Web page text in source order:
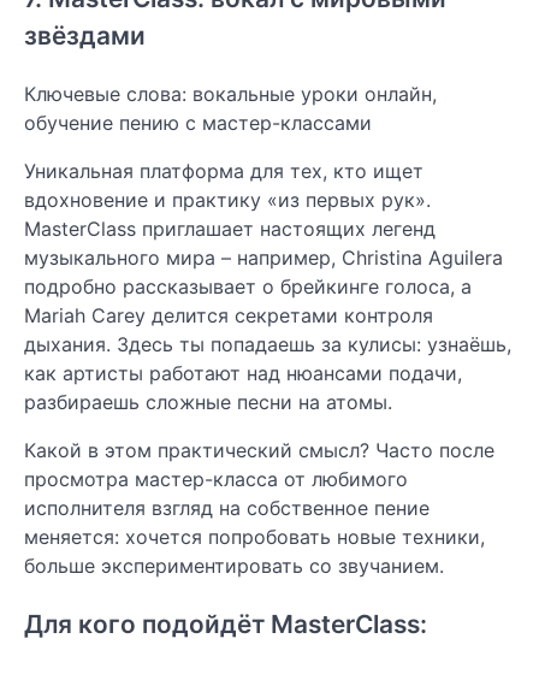
звёздами
Ключевые слова: вокальные уроки онлайн,
обучение пению с мастер-классами
Уникальная платформа для тех, кто ищет
вдохновение и практику «из первых рук».
MasterClass приглашает настоящих легенд
музыкального мира – например, Christina Aguilera
подробно рассказывает о брейкинге голоса, а
Mariah Carey делится секретами контроля
дыхания. Здесь ты попадаешь за кулисы: узнаёшь,
как артисты работают над нюансами подачи,
разбираешь сложные песни на атомы.
Какой в этом практический смысл? Часто после
просмотра мастер-класса от любимого
исполнителя взгляд на собственное пение
меняется: хочется попробовать новые техники,
больше экспериментировать со звучанием.
Для кого подойдёт MasterClass: